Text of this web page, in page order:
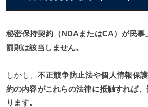
秘密保持契約（NDAまたはCA）が民事
罰則は該当しません。
しかし、不正競争防止法や個人情報保
約の内容がこれらの法律に抵触すれば
ります。